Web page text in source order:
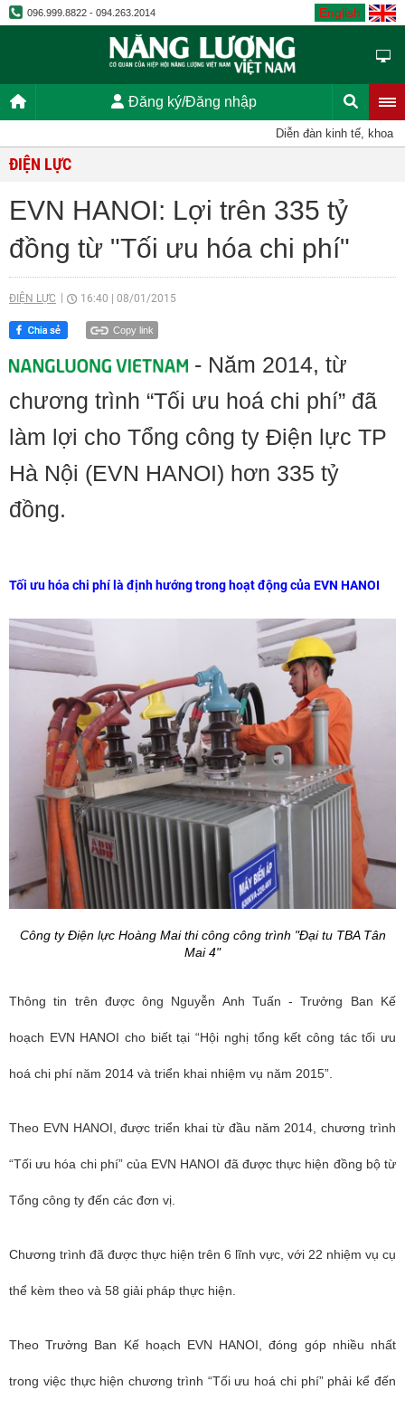
096.999.8822 - 094.263.2014 English
Đăng ký/Đăng nhập
Diễn đàn kinh tế, khoa
ĐIỆN LỰC
EVN HANOI: Lợi trên 335 tỷ
đồng từ "Tối ưu hóa chi phí"
ĐIỆN LỰC 16:40 08/01/2015
Copy link
- Năm 2014, từ
chương trình “Tối ưu hoá chi phí” đã
làm lợi cho Tổng công ty Điện lực TP
Hà Nội (EVN HANOI) hơn 335 tỷ
đồng.
Tối ưu hóa chi phí là định hướng trong hoạt động của EVN HANOI
Công ty Điện lực Hoàng Mai thi công công trình "Đại tu TBA Tân
Mai 4"
Thông tin trên được ông Nguyễn Anh Tuấn - Trưởng Ban Kế
hoạch EVN HANOI cho biết tại “Hội nghị tổng kết công tác tối ưu
hoá chi phí năm 2014 và triển khai nhiệm vụ năm 2015”.
Theo EVN HANOI, được triển khai từ đầu năm 2014, chương trình
“Tối ưu hóa chi phí” của EVN HANOI đã được thực hiện đồng bộ từ
Tổng công ty đến các đơn vị.
Chương trình đã được thực hiện trên 6 lĩnh vực, với 22 nhiệm vụ cụ
thể kèm theo và 58 giải pháp thực hiện.
TheoTrưởng Ban Kế hoạch EVN HANOI, đóng góp nhiều nhất
trong việc thực hiện chương trình “Tối ưu hoá chi phí” phải kể đến